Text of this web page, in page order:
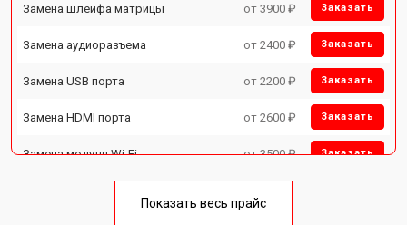
Замена шлейфа матрицы от 3900 ₽ Заказать
Замена аудиоразъема от 2400 ₽ Заказать
Замена USB порта от 2200 ₽ Заказать
Замена HDMI порта от 2600 ₽ Заказать
Замена модуля Wi-Fi от 3500 ₽ Заказать
Показать весь прайс